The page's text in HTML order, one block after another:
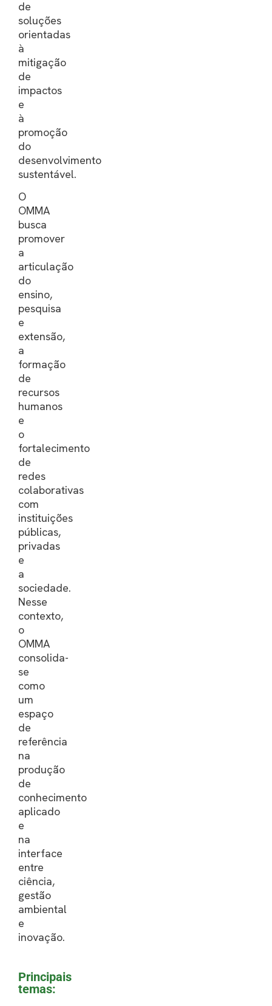
de
soluções
orientadas
à
mitigação
de
impactos
e
à
promoção
do
desenvolvimento
sustentável.
O
OMMA
busca
promover
a
articulação
do
ensino,
pesquisa
e
extensão,
a
formação
de
recursos
humanos
e
o
fortalecimento
de
redes
colaborativas
com
instituições
públicas,
privadas
e
a
sociedade.
Nesse
contexto,
o
OMMA
consolida-
se
como
um
espaço
de
referência
na
produção
de
conhecimento
aplicado
e
na
interface
entre
ciência,
gestão
ambiental
e
inovação.
Principais
temas: